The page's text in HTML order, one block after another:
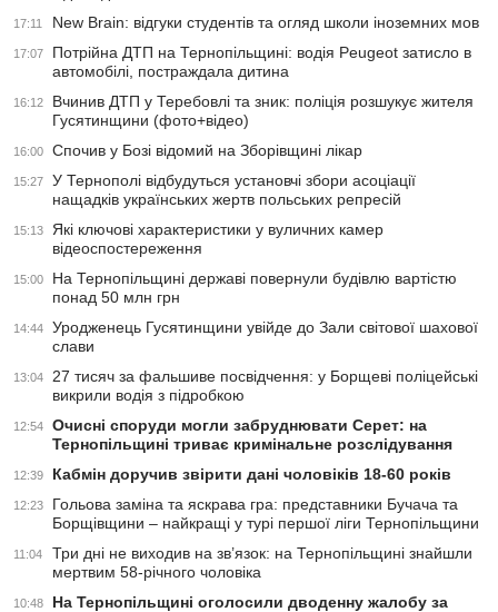
17:11 New Brain: відгуки студентів та огляд школи іноземних мов
17:07
Потрійна ДТП на Тернопільщині: водія Peugeot затисло в
автомобілі, постраждала дитина
16:12
Вчинив ДТП у Теребовлі та зник: поліція розшукує жителя
Гусятинщини (фото+відео)
16:00 Спочив у Бозі відомий на Зборівщині лікар
15:27
У Тернополі відбудуться установчі збори асоціації
нащадків українських жертв польських репресій
15:13
Які ключові характеристики у вуличних камер
відеоспостереження
15:00
На Тернопільщині державі повернули будівлю вартістю
понад 50 млн грн
14:44
Уродженець Гусятинщини увійде до Зали світової шахової
слави
13:04
27 тисяч за фальшиве посвідчення: у Борщеві поліцейські
викрили водія з підробкою
12:54
Очисні споруди могли забруднювати Серет: на
Тернопільщині триває кримінальне розслідування
12:39 Кабмін доручив звірити дані чоловіків 18-60 років
12:23
Гольова заміна та яскрава гра: представники Бучача та
Борщівщини – найкращі у турі першої ліги Тернопільщини
11:04
Три дні не виходив на зв’язок: на Тернопільщині знайшли
мертвим 58-річного чоловіка
10:48
На Тернопільщині оголосили дводенну жалобу за